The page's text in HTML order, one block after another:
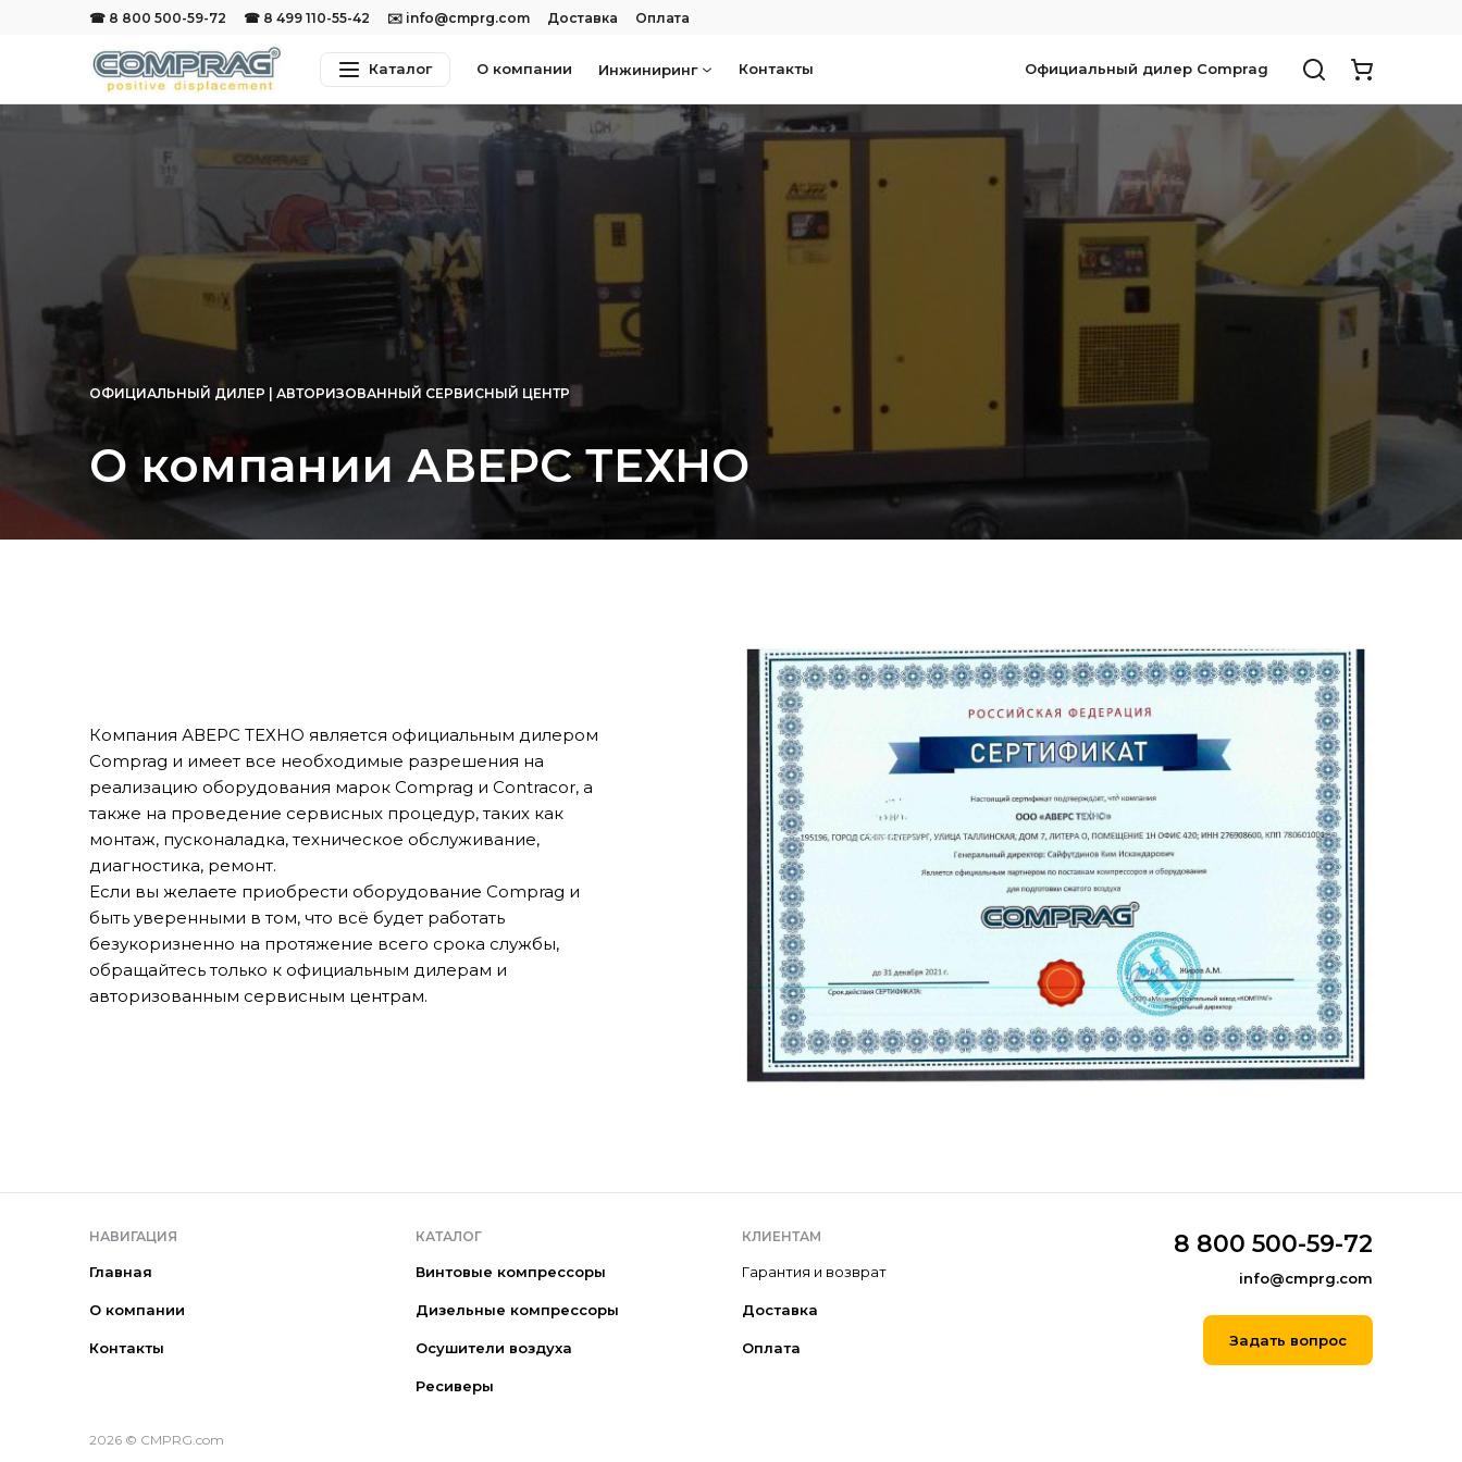
☎ 8 800 500-59-72 ☎ 8 499 110-55-42 ✉️ info@cmprg.com Доставка Оплата
Каталог О компании Инжиниринг Контакты Официальный дилер Comprag
ОФИЦИАЛЬНЫЙ ДИЛЕР | АВТОРИЗОВАННЫЙ СЕРВИСНЫЙ ЦЕНТР
О компании АВЕРС ТЕХНО
Компания АВЕРС ТЕХНО является официальным дилером
Comprag и имеет все необходимые разрешения на
реализацию оборудования марок Comprag и Contracor, а
также на проведение сервисных процедур, таких как
монтаж, пусконаладка, техническое обслуживание,
диагностика, ремонт.
Если вы желаете приобрести оборудование Comprag и
быть уверенными в том, что всё будет работать
безукоризненно на протяжение всего срока службы,
обращайтесь только к официальным дилерам и
авторизованным сервисным центрам.
НАВИГАЦИЯ
Главная
О компании
Контакты
КАТАЛОГ
Винтовые компрессоры
Дизельные компрессоры
Осушители воздуха
Ресиверы
КЛИЕНТАМ
Гарантия и возврат
Доставка
Оплата
8 800 500-59-72
info@cmprg.com
Задать вопрос
2026 © CMPRG.com